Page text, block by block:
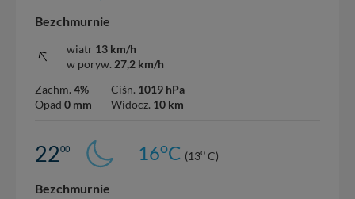
Bezchmurnie
wiatr 13 km/h
w poryw. 27,2 km/h
Zachm. 4%
Opad 0 mm
Ciśn. 1019 hPa
Widocz. 10 km
2200 16oC (13o C)
Bezchmurnie